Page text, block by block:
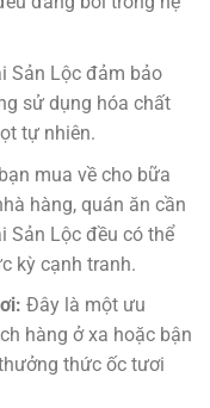
Sản Lộc đảm bảo
sử dụng hóa chất
tự nhiên.
mua về cho bữa
hàng, quán ăn cần
Sản Lộc đều có thể
kỳ cạnh tranh.
Đây là một ưu
hàng ở xa hoặc bận
thức ốc tươi